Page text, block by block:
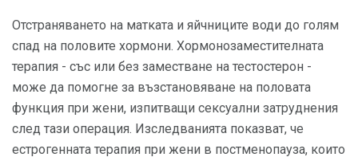
Отстраняването на матката и яйчниците води до голям
спад на половите хормони. Хормонозаместителната
терапия - със или без заместване на тестостерон -
може да помогне за възстановяване на половата
функция при жени, изпитващи сексуални затруднения
след тази операция. Изследванията показват, че
естрогенната терапия при жени в постменопауза, които